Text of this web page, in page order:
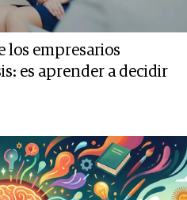
los empresarios
es aprender a decidir